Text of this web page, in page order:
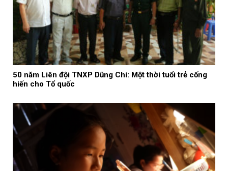
50 năm Liên đội TNXP Dũng Chí: Một thời tuổi trẻ cống
hiến cho Tổ quốc